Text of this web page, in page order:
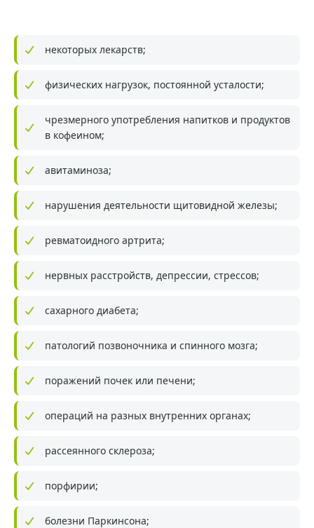
некоторых лекарств;
физических нагрузок, постоянной усталости;
чрезмерного употребления напитков и продуктов
в кофеином;
авитаминоза;
нарушения деятельности щитовидной железы;
ревматоидного артрита;
нервных расстройств, депрессии, стрессов;
сахарного диабета;
патологий позвоночника и спинного мозга;
поражений почек или печени;
операций на разных внутренних органах;
рассеянного склероза;
порфирии;
болезни Паркинсона;